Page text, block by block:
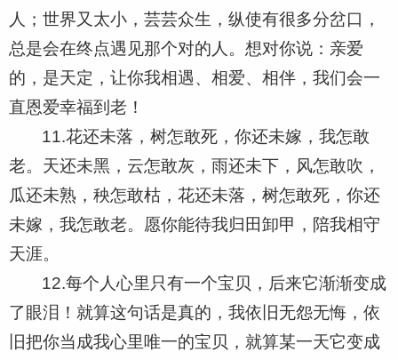
人；世界又太小，芸芸众生，纵使有很多分岔口，
总是会在终点遇见那个对的人。想对你说：亲爱
的，是天定，让你我相遇、相爱、相伴，我们会一
直恩爱幸福到老！
11.花还未落，树怎敢死，你还未嫁，我怎敢
老。天还未黑，云怎敢灰，雨还未下，风怎敢吹，
瓜还未熟，秧怎敢枯，花还未落，树怎敢死，你还
未嫁，我怎敢老。愿你能待我归田卸甲，陪我相守
天涯。
12.每个人心里只有一个宝贝，后来它渐渐变成
了眼泪！就算这句话是真的，我依旧无怨无悔，依
旧把你当成我心里唯一的宝贝，就算某一天它变成